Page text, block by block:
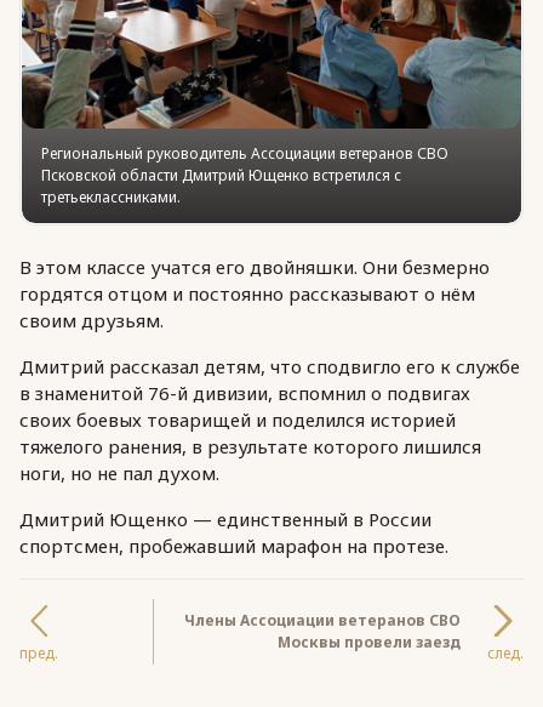
Региональный руководитель Ассоциации ветеранов СВО
Псковской области Дмитрий Ющенко встретился с
третьеклассниками.
В этом классе учатся его двойняшки. Они безмерно
гордятся отцом и постоянно рассказывают о нём
своим друзьям.
Дмитрий рассказал детям, что сподвигло его к службе
в знаменитой 76-й дивизии, вспомнил о подвигах
своих боевых товарищей и поделился историей
тяжелого ранения, в результате которого лишился
ноги, но не пал духом.
Дмитрий Ющенко — единственный в России
спортсмен, пробежавший марафон на протезе.
пред.
Члены Ассоциации ветеранов СВО
Москвы провели заезд
след.